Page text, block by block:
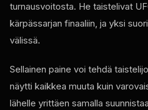
turnausvoitosta. He taistelivat
kärpässarjan finaaliin, ja yksi
välissä.
Sellainen paine voi tehdä
näytti kaikkea muuta kuin
lähelle yrittäen samalla